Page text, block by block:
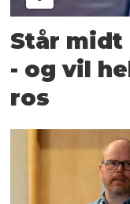
Står midt
- og vil
ros